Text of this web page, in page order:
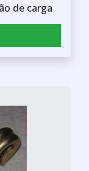
de carga